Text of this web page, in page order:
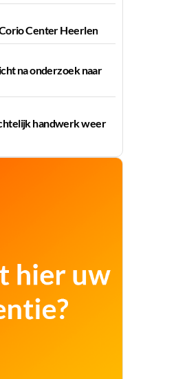
Center Heerlen
na onderzoek naar
handwerk weer